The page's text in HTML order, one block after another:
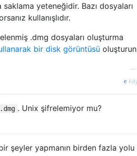
yeteneğidir. Bazı dosyaları
kullanışlıdır.
.dmg dosyaları oluşturma
bir disk görüntüsü
—
.dmg . Unix şifrelemiyor mu?
şeyler yapmanın birden fazla yolu